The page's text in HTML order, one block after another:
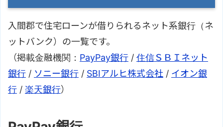
入間郡で住宅ローンが借りられるネット系銀行（ネ
ットバンク）の一覧です。
（掲載金融機関： PayPay銀行 / 住信ＳＢＩネット
銀行 / ソニー銀行 / SBIアルヒ株式会社 / イオン銀
行 / 楽天銀行）